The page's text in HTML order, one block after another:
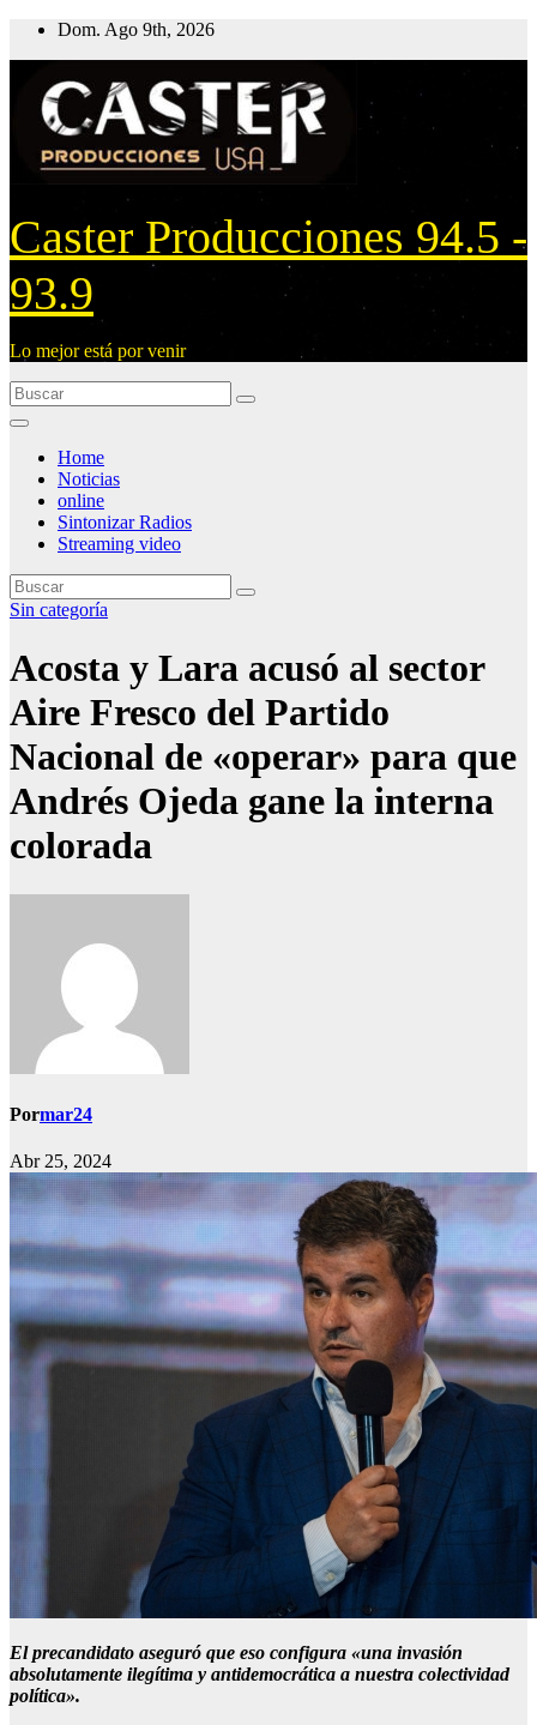
Dom. Ago 9th, 2026
Caster Producciones 94.5 -
93.9
Lo mejor está por venir
Home
Noticias
online
Sintonizar Radios
Streaming video
Sin categoría
Acosta y Lara acusó al sector
Aire Fresco del Partido
Nacional de «operar» para que
Andrés Ojeda gane la interna
colorada
Pormar24
Abr 25, 2024
El precandidato aseguró que eso configura «una invasión
absolutamente ilegítima y antidemocrática a nuestra colectividad
política».